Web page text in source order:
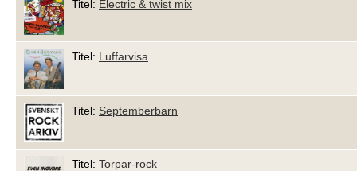
Titel: Electric & twist mix
Titel: Luffarvisa
Titel: Septemberbarn
Titel: Torpar-rock